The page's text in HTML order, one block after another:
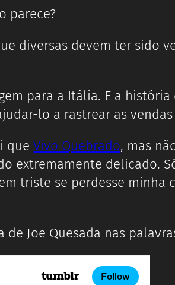
parece?
diversas devem ter sido
para a Itália. E a
lo a rastrear as
queVivo Quebrado, mas
extremamente delicado.
triste se perdesse minha
Joe Quesada nas